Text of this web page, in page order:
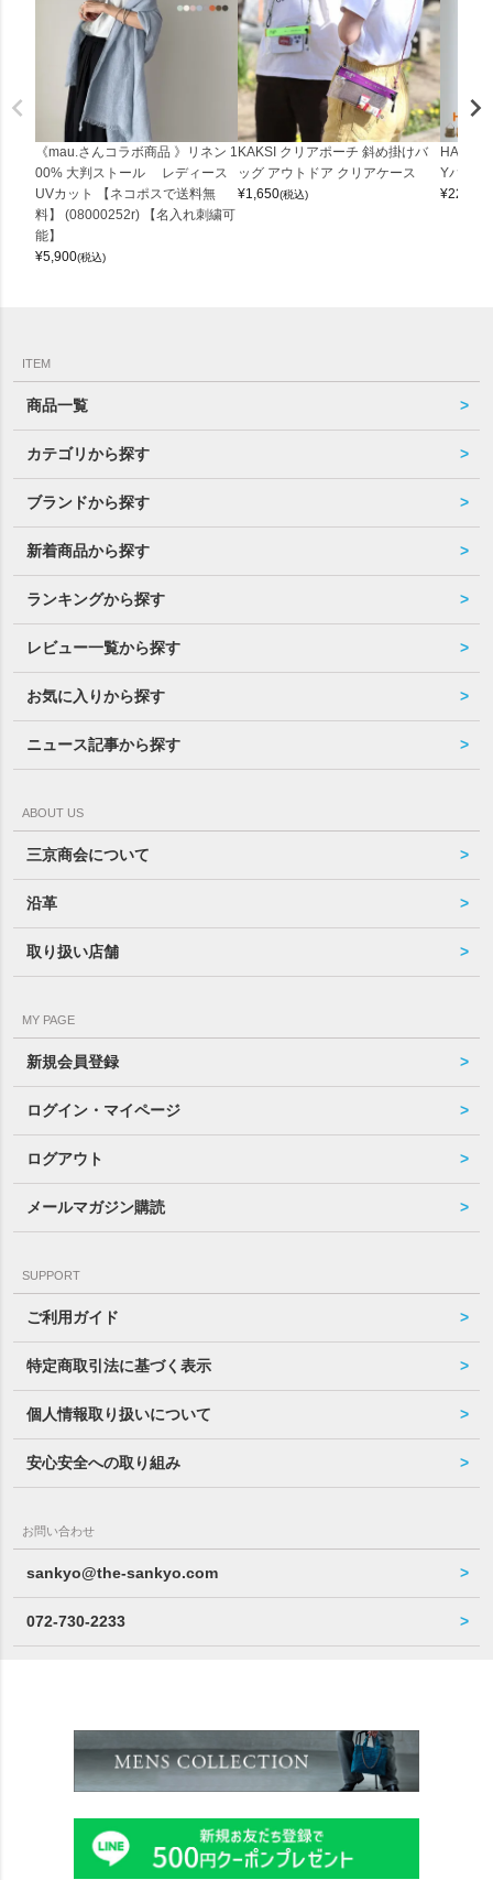
《mau.さんコラボ商品 》リネン 1
00% 大判ストール レディース
UVカット 【ネコポスで送料無
料】 (08000252r) 【名入れ刺繍可
能】
¥5,900(税込)
KAKSI クリアポーチ 斜め掛けバ
ッグ アウトドア クリアケース
¥1,650(税込)
Yバッグ
¥22,000
ITEM
商品一覧
カテゴリから探す
ブランドから探す
新着商品から探す
ランキングから探す
レビュー一覧から探す
お気に入りから探す
ニュース記事から探す
ABOUT US
三京商会について
沿革
取り扱い店舗
MY PAGE
新規会員登録
ログイン・マイページ
ログアウト
メールマガジン購読
SUPPORT
ご利用ガイド
特定商取引法に基づく表示
個人情報取り扱いについて
安心安全への取り組み
お問い合わせ
sankyo@the-sankyo.com
072-730-2233